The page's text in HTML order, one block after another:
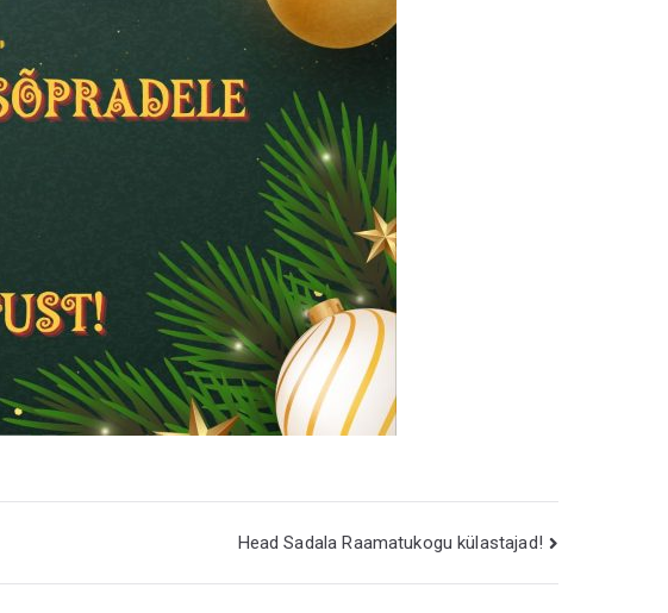
Head Sadala Raamatukogu külastajad!